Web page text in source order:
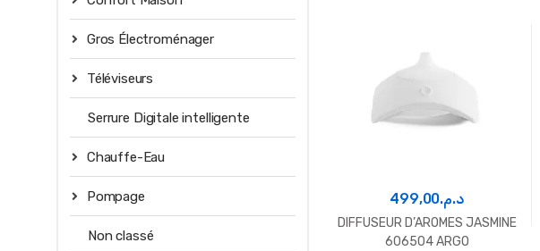
د.م.499,00
DIFFUSEUR D’AROMES JASMINE
606504 ARGO
Gros Électroménager
Téléviseurs
Serrure Digitale intelligente
Chauffe-Eau
Pompage
Non classé